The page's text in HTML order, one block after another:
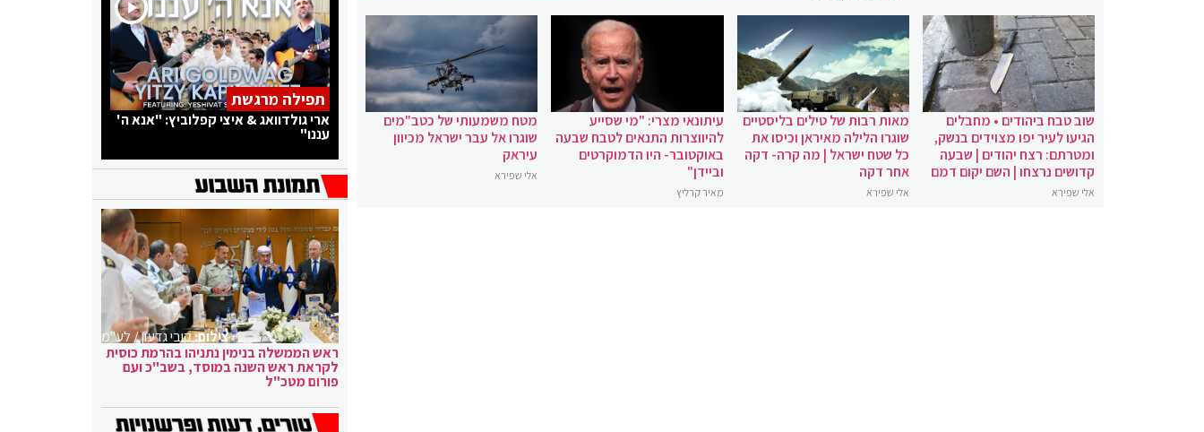
שוב טבח ביהודים • מחבלים
הגיעו לעיר יפו מצוידים בנשק,
ומטרתם: רצח יהודים | שבעה
קדושים נרצחו | השם יקום דמם
אלי שפירא
מאות רבות של טילים בליסטיים
שוגרו הלילה מאיראן וכיסו את
כל שטח ישראל | מה קרה- דקה
אחר דקה
אלי שפירא
עיתונאי מצרי: "מי שסייע
להיווצרות התנאים לטבח שבעה
באוקטובר- היו הדמוקרטים
וביידן"
מאיר קרליץ
מטח משמעותי של כטב"מים
שוגרו אל עבר ישראל מכיוון
עיראק
אלי שפירא
תפילה מרגשת
ארי גולדוואג & איצי קפלוביץ: "אנא ה'
עננו"
צילום:קובי גדעון / לע"מ
ראש הממשלה בנימין נתניהו בהרמת כוסית
לקראת ראש השנה במוסד, בשב"כ ועם
פורום מטכ"ל